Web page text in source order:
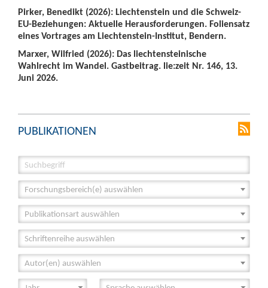
Pirker, Benedikt (2026): Liechtenstein und die Schweiz-
EU-Beziehungen: Aktuelle Herausforderungen. Foliensatz
eines Vortrages am Liechtenstein-Institut, Bendern.
Marxer, Wilfried (2026): Das liechtensteinische
Wahlrecht im Wandel. Gastbeitrag. lie:zeit Nr. 146, 13.
Juni 2026.
PUBLIKATIONEN
Forschungsbereich(e) auswählen
Publikationsart auswählen
Schriftenreihe auswählen
Autor(en) auswählen